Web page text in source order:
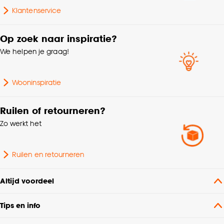
Kenmerken
Gerecyclede materialen
Klantenservice
Op zoek naar inspiratie?
We helpen je graag!
Wooninspiratie
Ruilen of retourneren?
Zo werkt het
Ruilen en retourneren
Altijd voordeel
Tips en info